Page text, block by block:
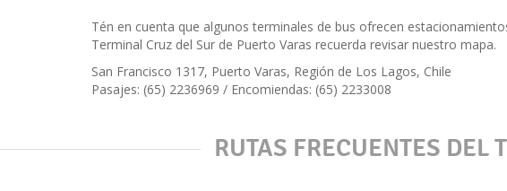
Tén en cuenta que algunos terminales de bus ofrecen
Terminal Cruz del Sur de Puerto Varas recuerda revisar nuestro mapa.
San Francisco 1317, Puerto Varas, Región de Los Lagos, Chile
Pasajes: (65) 2236969 / Encomiendas: (65) 2233008
RUTAS FRECUENTES DEL